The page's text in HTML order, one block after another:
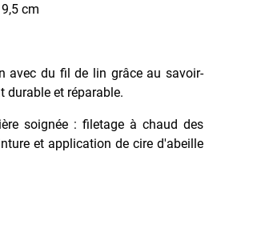
cm
avec du fil de lin grâce au savoir-
durable et réparable.
soignée : filetage à chaud des
et application de cire d'abeille